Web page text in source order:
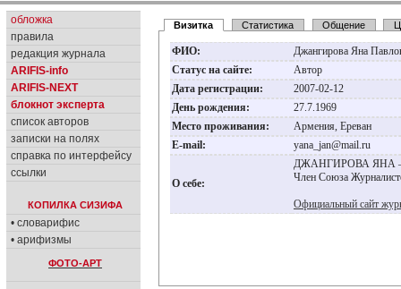
обложка
правила
редакция журнала
ARIFIS-info
ARIFIS-NEXT
блокнот эксперта
список авторов
записки на полях
справка по интерфейсу
ссылки
КОПИЛКА СИЗИФА
• словарифис
• арифизмы
ФОТО-АРТ
Визитка Статистика Общение
ФИО:
Джангирова Яна
Статус на сайте:
Автор
Дата регистрации:
2007-02-12
День рождения:
27.7.1969
Место проживания:
Армения, Ереван
E-mail:
yana_jan@mail.ru
О себе:
ДЖАНГИРОВА ЯНА –
Член Союза
Официальный сайт